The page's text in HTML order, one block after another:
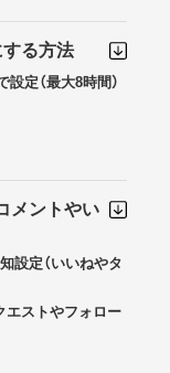
する方法
定（最大8時間）
メントやい
設定（いいねやタ
エストやフォロー